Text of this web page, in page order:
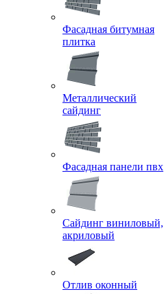
Фасадная битумная
плитка
Металлический
сайдинг
Фасадная панели пвх
Сайдинг виниловый,
акриловый
Отлив оконный